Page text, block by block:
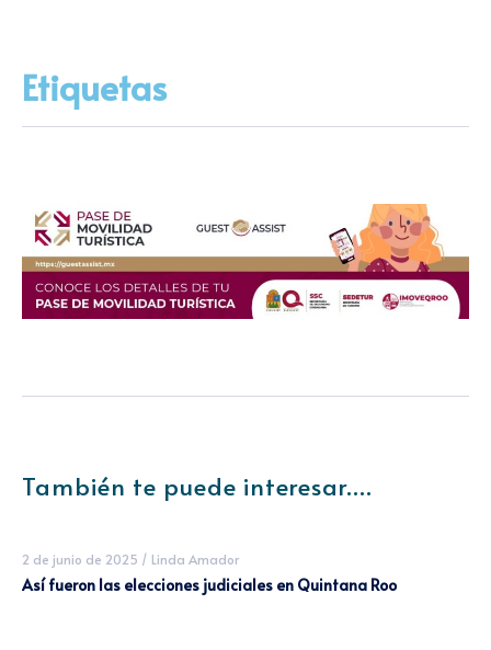
Etiquetas
También te puede interesar....
2 de junio de 2025 / Linda Amador
Así fueron las elecciones judiciales en Quintana Roo